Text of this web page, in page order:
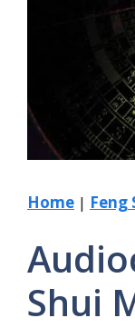
Home | Feng
Shui